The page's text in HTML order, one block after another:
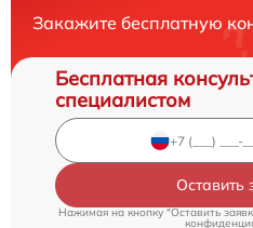
Закажите бесплатную
Бесплатная
специалистом
Оставить
Нажимая на кнопку "Оставить